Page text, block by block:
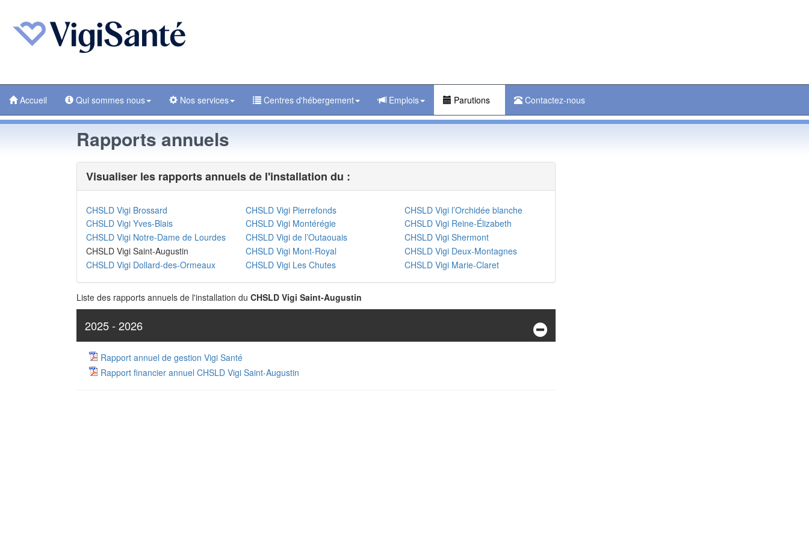
Accueil Qui sommes nous Nos services Centres d'hébergement Emplois Parutions Contactez-nous
Rapports annuels
Visualiser les rapports annuels de l'installation du :
CHSLD Vigi Brossard
CHSLD Vigi Yves-Blais
CHSLD Vigi Notre-Dame de Lourdes
CHSLD Vigi Saint-Augustin
CHSLD Vigi Dollard-des-Ormeaux
CHSLD Vigi Pierrefonds
CHSLD Vigi Montérégie
CHSLD Vigi de l’Outaouais
CHSLD Vigi Mont-Royal
CHSLD Vigi Les Chutes
CHSLD Vigi l’Orchidée blanche
CHSLD Vigi Reine-Élizabeth
CHSLD Vigi Shermont
CHSLD Vigi Deux-Montagnes
CHSLD Vigi Marie-Claret
Liste des rapports annuels de l'installation du CHSLD Vigi Saint-Augustin
2025 - 2026
Rapport annuel de gestion Vigi Santé
Rapport financier annuel CHSLD Vigi Saint-Augustin